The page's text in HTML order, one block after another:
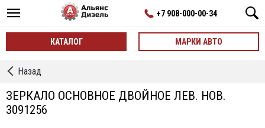
+7 908-000-00-34
КАТАЛОГ МАРКИ АВТО
←
заднего
вида
Назад
ЗЕРКАЛО ОСНОВНОЕ ДВОЙНОЕ ЛЕВ. НОВ.
3091256